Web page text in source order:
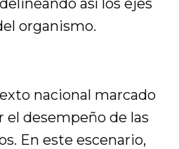
así los ejes
organismo.
nacional marcado
desempeño de las
En este escenario,